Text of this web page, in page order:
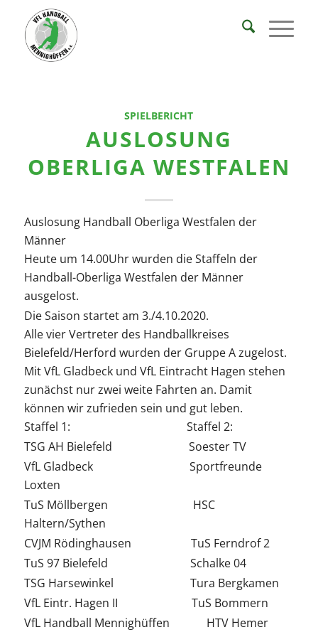
SPIELBERICHT
AUSLOSUNG
OBERLIGA WESTFALEN
Auslosung Handball Oberliga Westfalen der
Männer
Heute um 14.00Uhr wurden die Staffeln der
Handball-Oberliga Westfalen der Männer
ausgelost.
Die Saison startet am 3./4.10.2020.
Alle vier Vertreter des Handballkreises
Bielefeld/Herford wurden der Gruppe A zugelost.
Mit VfL Gladbeck und VfL Eintracht Hagen stehen
zunächst nur zwei weite Fahrten an. Damit
können wir zufrieden sein und gut leben.
Staffel 1: Staffel 2:
TSG AH Bielefeld Soester TV
VfL Gladbeck Sportfreunde
Loxten
TuS Möllbergen HSC
Haltern/Sythen
CVJM Rödinghausen TuS Ferndrof 2
TuS 97 Bielefeld Schalke 04
TSG Harsewinkel Tura Bergkamen
VfL Eintr. Hagen II TuS Bommern
VfL Handball Mennighüffen HTV Hemer